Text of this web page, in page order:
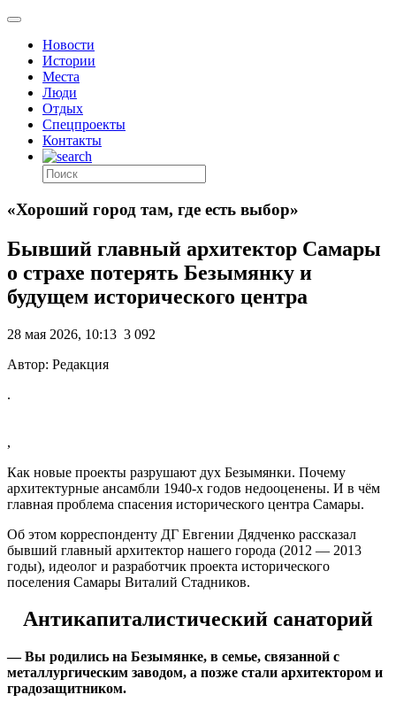
Новости
Истории
Места
Люди
Отдых
Спецпроекты
Контакты
«Хороший город там, где есть выбор»
Бывший главный архитектор Самары
о страхе потерять Безымянку и
будущем исторического центра
28 мая 2026, 10:13 3 092
Автор: Редакция
.
,
Как новые проекты разрушают дух Безымянки. Почему
архитектурные ансамбли 1940-х годов недооценены. И в чём
главная проблема спасения исторического центра Самары.
Об этом корреспонденту ДГ Евгении Дядченко рассказал
бывший главный архитектор нашего города (2012 — 2013
годы), идеолог и разработчик проекта исторического
поселения Самары Виталий Стадников.
Антикапиталистический санаторий
— Вы родились на Безымянке, в семье, связанной с
металлургическим заводом, а позже стали архитектором и
градозащитником.